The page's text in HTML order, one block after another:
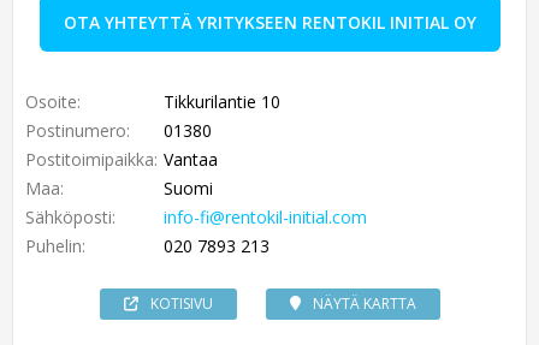
OTA YHTEYTTÄ YRITYKSEEN RENTOKIL INITIAL OY
Osoite:
Tikkurilantie 10
Postinumero:
01380
Postitoimipaikka: Vantaa
Maa:
Suomi
Sähköposti:
info-fi@rentokil-initial.com
Puhelin:
020 7893 213
KOTISIVU NÄYTÄ KARTTA